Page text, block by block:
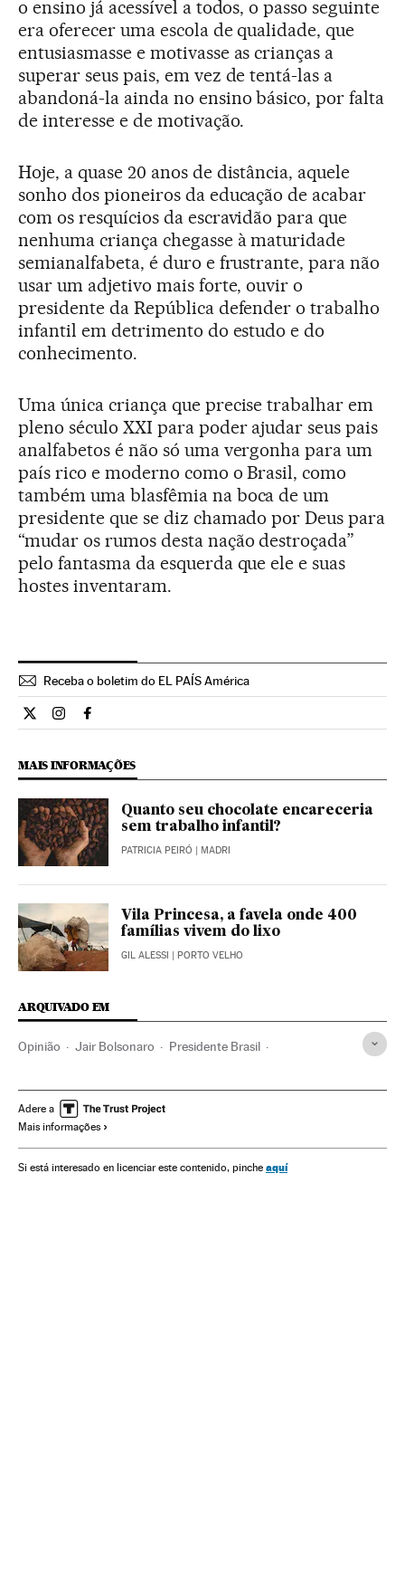
o ensino já acessível a todos, o passo seguinte
era oferecer uma escola de qualidade, que
entusiasmasse e motivasse as crianças a
superar seus pais, em vez de tentá-las a
abandoná-la ainda no ensino básico, por falta
de interesse e de motivação.
Hoje, a quase 20 anos de distância, aquele
sonho dos pioneiros da educação de acabar
com os resquícios da escravidão para que
nenhuma criança chegasse à maturidade
semianalfabeta, é duro e frustrante, para não
usar um adjetivo mais forte, ouvir o
presidente da República defender o trabalho
infantil em detrimento do estudo e do
conhecimento.
Uma única criança que precise trabalhar em
pleno século XXI para poder ajudar seus pais
analfabetos é não só uma vergonha para um
país rico e moderno como o Brasil, como
também uma blasfêmia na boca de um
presidente que se diz chamado por Deus para
“mudar os rumos desta nação destroçada”
pelo fantasma da esquerda que ele e suas
hostes inventaram.
Receba o boletim do EL PAÍS América
Opiniao El País Brasil en Twitter
Opiniao El País Brasil en Instagram
Opiniao El País Brasil en Facebook
MAIS INFORMAÇÕES
Quanto seu chocolate encareceria
sem trabalho infantil?
PATRICIA PEIRÓ | MADRI
Vila Princesa, a favela onde 400
famílias vivem do lixo
GIL ALESSI | PORTO VELHO
ARQUIVADO EM
Opinião Jair Bolsonaro Presidente Brasil
América do Sul América Latina
Administração Estado
Adere a
Mais informações
Si está interesado en licenciar este contenido, pinche aquí